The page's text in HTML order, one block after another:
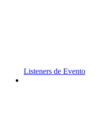
Listeners de Evento